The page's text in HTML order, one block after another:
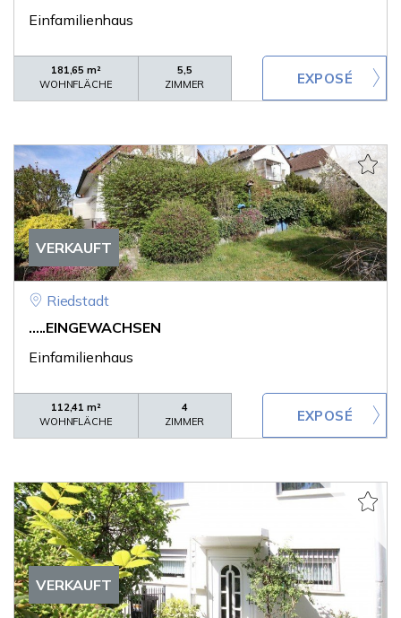
Einfamilienhaus
181,65 m²
WOHNFLÄCHE
5,5
ZIMMER
VERKAUFT
Riedstadt
.....EINGEWACHSEN
Einfamilienhaus
112,41 m²
WOHNFLÄCHE
4
ZIMMER
VERKAUFT